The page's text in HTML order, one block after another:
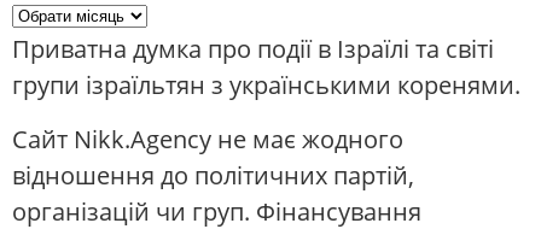
Приватна думка про події в Ізраїлі та світі
групи ізраїльтян з українськими коренями.
Сайт Nikk.Agency не має жодного
відношення до політичних партій,
організацій чи груп. Фінансування